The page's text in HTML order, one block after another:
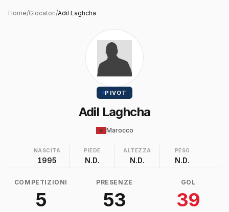
Home/Giocatori/Adil Laghcha
PIVOT
Adil Laghcha
Marocco
NASCITA
1995
PIEDE
N.D.
ALTEZZA
N.D.
PESO
N.D.
COMPETIZIONI
5
PRESENZE
53
GOL
39